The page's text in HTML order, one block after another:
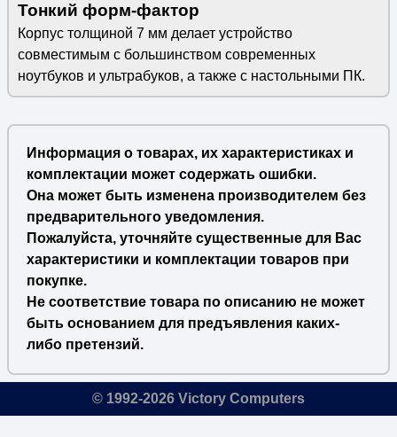
Тонкий форм-фактор
Корпус толщиной 7 мм делает устройство
совместимым с большинством современных
ноутбуков и ультрабуков, а также с настольными ПК.
Информация о товарах, их характеристиках и
комплектации может содержать ошибки.
Она может быть изменена производителем без
предварительного уведомления.
Пожалуйста, уточняйте существенные для Вас
характеристики и комплектации товаров при
покупке.
Не соответствие товара по описанию не может
быть основанием для предъявления каких-
либо претензий.
© 1992-2026 Victory Computers